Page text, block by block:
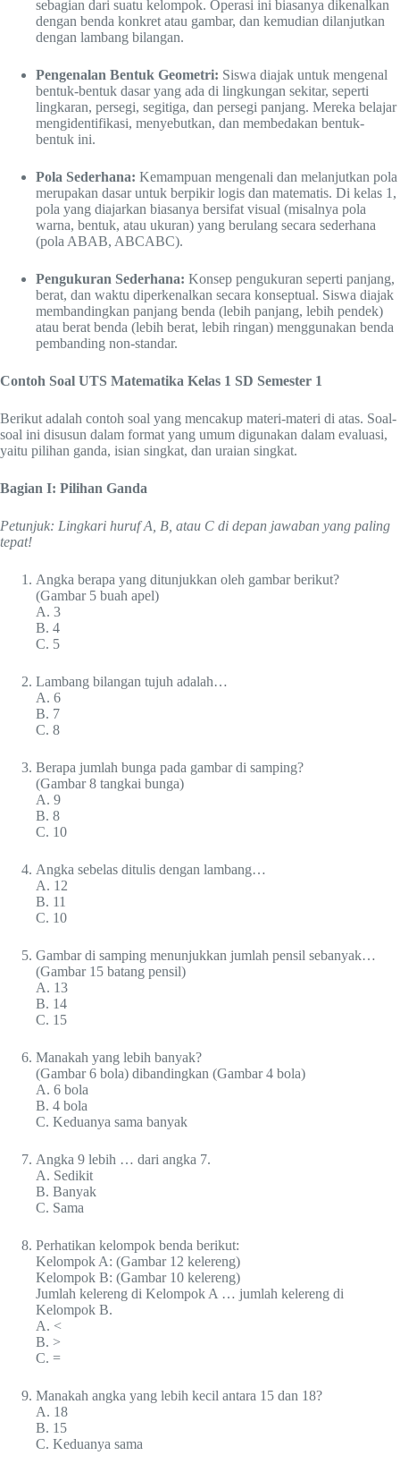
sebagian dari suatu kelompok. Operasi ini biasanya dikenalkan
dengan benda konkret atau gambar, dan kemudian dilanjutkan
dengan lambang bilangan.
Pengenalan Bentuk Geometri: Siswa diajak untuk mengenal
bentuk-bentuk dasar yang ada di lingkungan sekitar, seperti
lingkaran, persegi, segitiga, dan persegi panjang. Mereka belajar
mengidentifikasi, menyebutkan, dan membedakan bentuk-
bentuk ini.
Pola Sederhana: Kemampuan mengenali dan melanjutkan pola
merupakan dasar untuk berpikir logis dan matematis. Di kelas 1,
pola yang diajarkan biasanya bersifat visual (misalnya pola
warna, bentuk, atau ukuran) yang berulang secara sederhana
(pola ABAB, ABCABC).
Pengukuran Sederhana: Konsep pengukuran seperti panjang,
berat, dan waktu diperkenalkan secara konseptual. Siswa diajak
membandingkan panjang benda (lebih panjang, lebih pendek)
atau berat benda (lebih berat, lebih ringan) menggunakan benda
pembanding non-standar.
Contoh Soal UTS Matematika Kelas 1 SD Semester 1
Berikut adalah contoh soal yang mencakup materi-materi di atas. Soal-
soal ini disusun dalam format yang umum digunakan dalam evaluasi,
yaitu pilihan ganda, isian singkat, dan uraian singkat.
Bagian I: Pilihan Ganda
Petunjuk: Lingkari huruf A, B, atau C di depan jawaban yang paling
tepat!
Angka berapa yang ditunjukkan oleh gambar berikut?
(Gambar 5 buah apel)
A. 3
B. 4
C. 5
Lambang bilangan tujuh adalah…
A. 6
B. 7
C. 8
Berapa jumlah bunga pada gambar di samping?
(Gambar 8 tangkai bunga)
A. 9
B. 8
C. 10
Angka sebelas ditulis dengan lambang…
A. 12
B. 11
C. 10
Gambar di samping menunjukkan jumlah pensil sebanyak…
(Gambar 15 batang pensil)
A. 13
B. 14
C. 15
Manakah yang lebih banyak?
(Gambar 6 bola) dibandingkan (Gambar 4 bola)
A. 6 bola
B. 4 bola
C. Keduanya sama banyak
Angka 9 lebih … dari angka 7.
A. Sedikit
B. Banyak
C. Sama
Perhatikan kelompok benda berikut:
Kelompok A: (Gambar 12 kelereng)
Kelompok B: (Gambar 10 kelereng)
Jumlah kelereng di Kelompok A … jumlah kelereng di
Kelompok B.
A. <
B. >
C. =
Manakah angka yang lebih kecil antara 15 dan 18?
A. 18
B. 15
C. Keduanya sama